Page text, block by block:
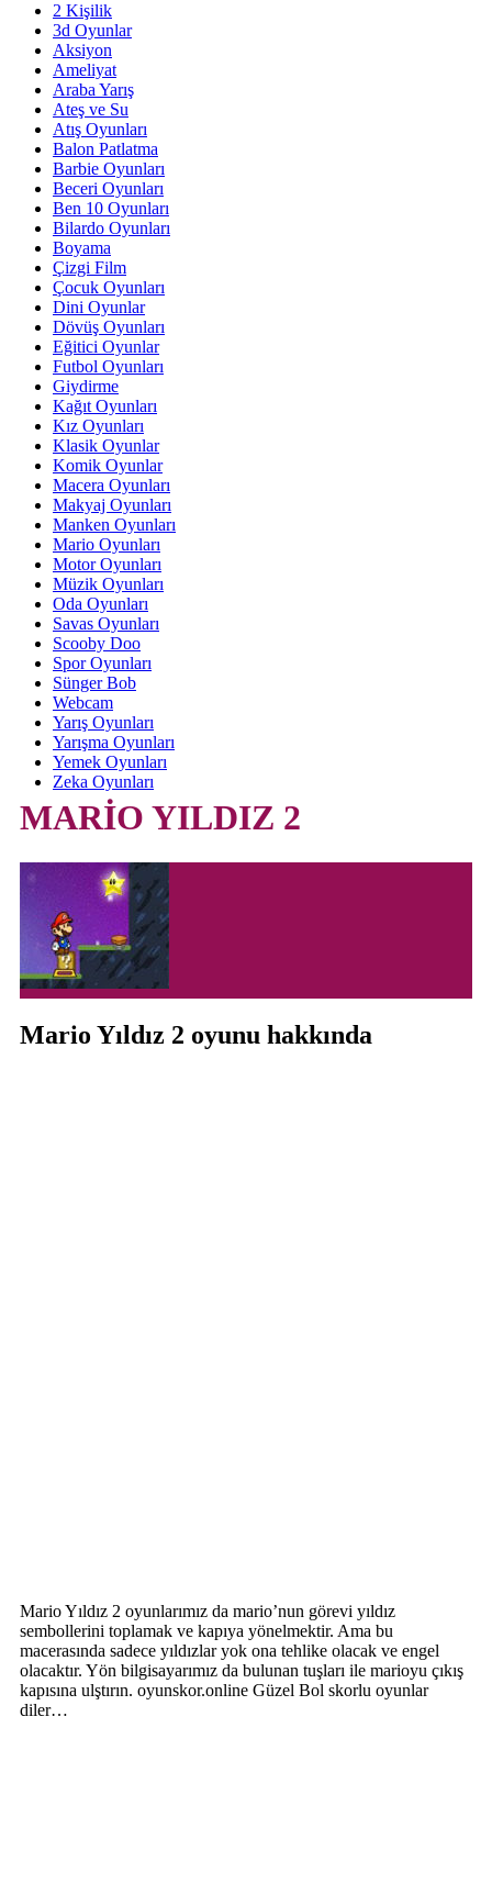
2 Kişilik
3d Oyunlar
Aksiyon
Ameliyat
Araba Yarış
Ateş ve Su
Atış Oyunları
Balon Patlatma
Barbie Oyunları
Beceri Oyunları
Ben 10 Oyunları
Bilardo Oyunları
Boyama
Çizgi Film
Çocuk Oyunları
Dini Oyunlar
Dövüş Oyunları
Eğitici Oyunlar
Futbol Oyunları
Giydirme
Kağıt Oyunları
Kız Oyunları
Klasik Oyunlar
Komik Oyunlar
Macera Oyunları
Makyaj Oyunları
Manken Oyunları
Mario Oyunları
Motor Oyunları
Müzik Oyunları
Oda Oyunları
Savas Oyunları
Scooby Doo
Spor Oyunları
Sünger Bob
Webcam
Yarış Oyunları
Yarışma Oyunları
Yemek Oyunları
Zeka Oyunları
MARİO YILDIZ 2
Mario Yıldız 2 oyunu hakkında
Mario Yıldız 2 oyunlarımız da mario’nun görevi yıldız
sembollerini toplamak ve kapıya yönelmektir. Ama bu
macerasında sadece yıldızlar yok ona tehlike olacak ve engel
olacaktır. Yön bilgisayarımız da bulunan tuşları ile marioyu çıkış
kapısına ulştırın. oyunskor.online Güzel Bol skorlu oyunlar
diler…